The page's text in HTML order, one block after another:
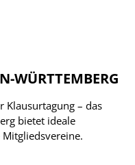
WÜRTTEMBERG
Klausurtagung – das
bietet ideale